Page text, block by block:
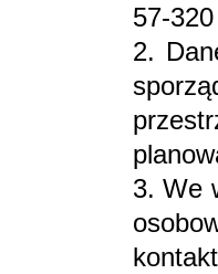
57-
2.
3. We